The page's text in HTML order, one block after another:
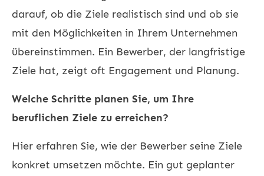
darauf, ob die Ziele realistisch sind und ob sie
mit den Möglichkeiten in Ihrem Unternehmen
übereinstimmen. Ein Bewerber, der langfristige
Ziele hat, zeigt oft Engagement und Planung.
Welche Schritte planen Sie, um Ihre
beruflichen Ziele zu erreichen?
Hier erfahren Sie, wie der Bewerber seine Ziele
konkret umsetzen möchte. Ein gut geplanter